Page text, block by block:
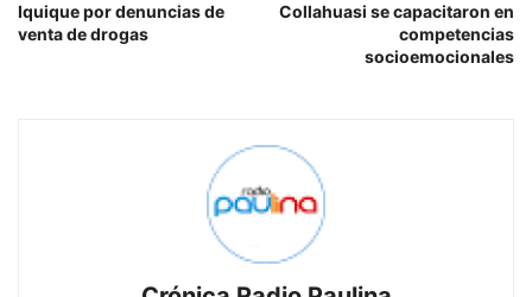
Iquique por denuncias de
venta de drogas
Collahuasi se capacitaron en
competencias
socioemocionales